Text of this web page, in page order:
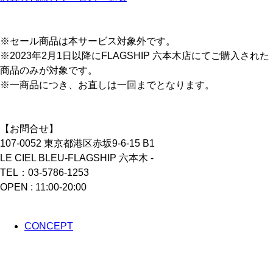
※セール商品は本サービス対象外です。
※2023年2月1日以降にFLAGSHIP 六本木店にてご購入された
商品のみが対象です。
※一商品につき、お直しは一回までとなります。
【お問合せ】
107-0052 東京都港区赤坂9-6-15 B1
LE CIEL BLEU-FLAGSHIP 六本木 -
TEL：03-5786-1253
OPEN : 11:00-20:00
CONCEPT